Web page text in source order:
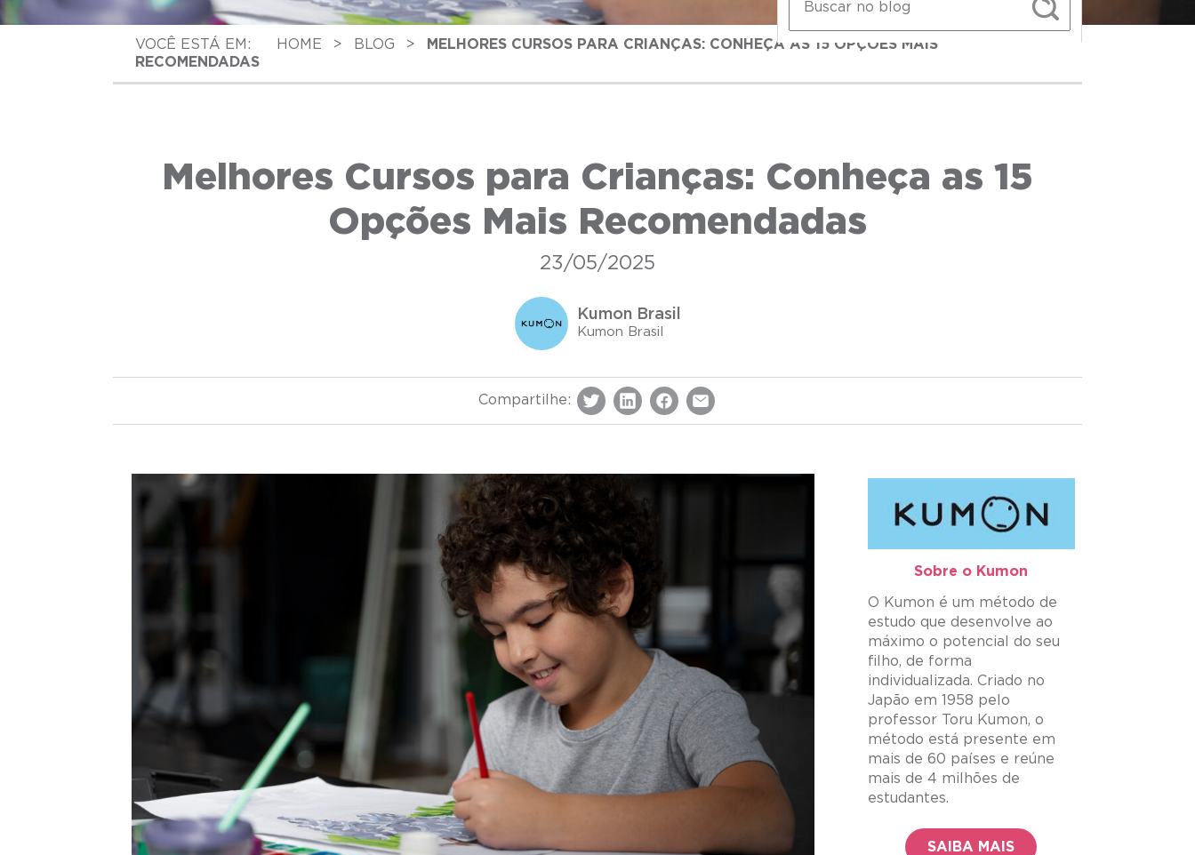
VOCÊ ESTÁ EM: HOME > BLOG >
MELHORES CURSOS PARA CRIANÇAS: CONHEÇA AS 15 OPÇÕES MAIS
RECOMENDADAS
Melhores Cursos para Crianças: Conheça as 15
Opções Mais Recomendadas
23/05/2025
Kumon Brasil
Kumon Brasil
Compartilhe:
Sobre o Kumon​
O Kumon é um método de
estudo que desenvolve ao
máximo o potencial do seu
filho, de forma
individualizada. Criado no
Japão em 1958 pelo
professor Toru Kumon, o
método está presente em
mais de 60 países e reúne
mais de 4 milhões de
estudantes.
SAIBA MAIS